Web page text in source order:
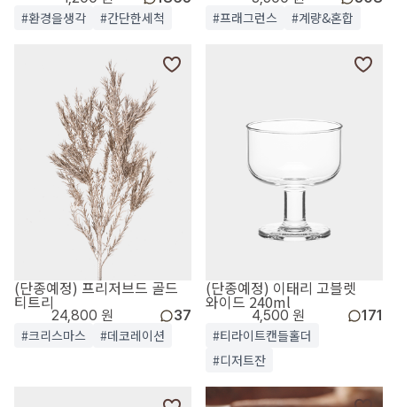
#환경을생각 #간단한세척 #프래그런스 #계량&혼합
(단종예정) 프리저브드 골드
티트리
24,800 원 37
#크리스마스 #데코레이션
(단종예정) 이태리 고블렛
와이드 240ml
4,500 원 171
#티라이트캔들홀더
#디저트잔